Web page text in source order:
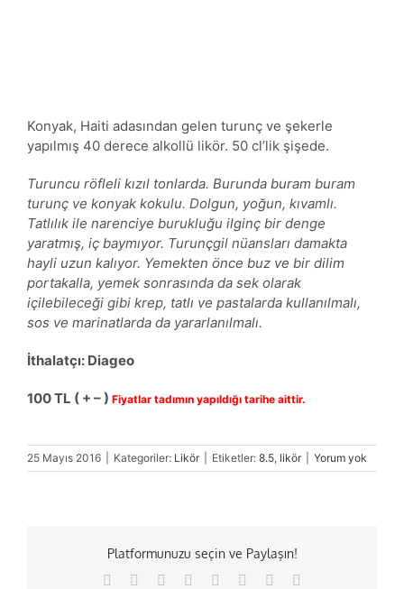
Konyak, Haiti adasından gelen turunç ve şekerle
yapılmış 40 derece alkollü likör. 50 cl’lik şişede.
Turuncu röfleli kızıl tonlarda. Burunda buram buram
turunç ve konyak kokulu. Dolgun, yoğun, kıvamlı.
Tatlılık ile narenciye burukluğu ilginç bir denge
yaratmış, iç baymıyor. Turunçgil nüansları damakta
hayli uzun kalıyor. Yemekten önce buz ve bir dilim
portakalla, yemek sonrasında da sek olarak
içilebileceği gibi krep, tatlı ve pastalarda kullanılmalı,
sos ve marinatlarda da yararlanılmalı.
İthalatçı: Diageo
100 TL ( + – ) Fiyatlar tadımın yapıldığı tarihe aittir.
25 Mayıs 2016 Kategoriler: Likör Etiketler: 8.5, likör Yorum yok
Platformunuzu seçin ve Paylaşın!
Facebook Reddit LinkedIn
TumblrPinterest